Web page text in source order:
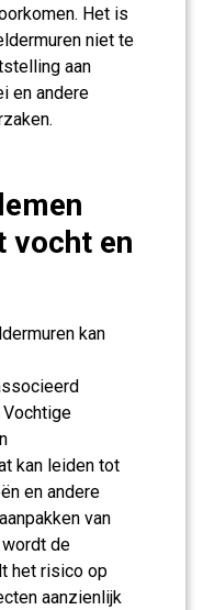
Het is
niet te
aan
en andere
vocht en
kan
kan leiden tot
en andere
van
de
het risico op
aanzienlijk